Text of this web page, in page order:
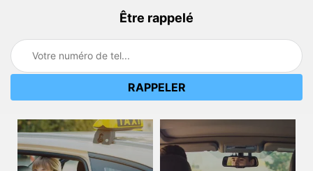
Être rappelé